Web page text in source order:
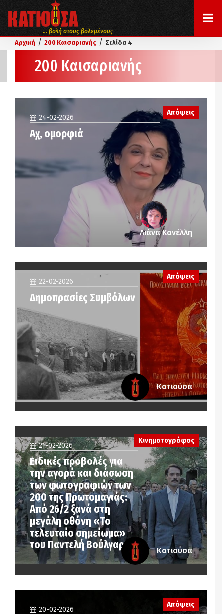
... βολή στους βολεμένους
Αρχική / 200 Καισαριανής / Σελίδα 4
200 Καισαριανής
Απόψεις
24-02-2026
Αχ, ομορφιά
Λιάνα Κανέλλη
22-02-2026
Δημοπρασίες Συμβόλων
Απόψεις
Κατιούσα
21-02-2026
Ειδικές προβολές για
την αγορά και διάσωση
των φωτογραφιών των
200 της Πρωτομαγιάς:
Από 26/2 ξανά στη
μεγάλη οθόνη «Το
τελευταίο σημείωμα»
του Παντελή Βούλγαρη
Κινηματογράφος
Κατιούσα
Απόψεις
20-02-2026